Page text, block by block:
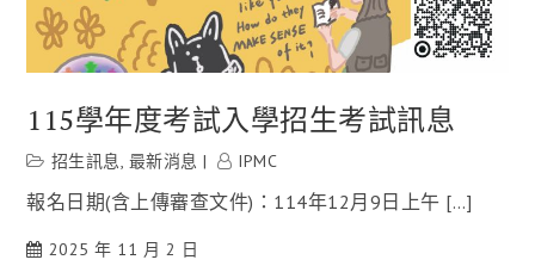
115學年度考試入學招生考試訊息
招生訊息, 最新消息 IPMC
報名日期(含上傳審查文件)：114年12月9日上午 […]
2025 年 11 月 2 日